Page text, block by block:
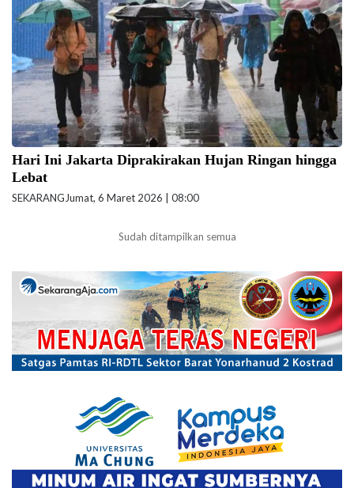
Hari Ini Jakarta Diprakirakan Hujan Ringan hingga
Lebat
SEKARANGJumat, 6 Maret 2026 | 08:00
Sudah ditampilkan semua